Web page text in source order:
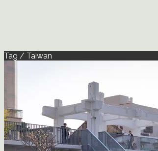
Tag / Taiwan